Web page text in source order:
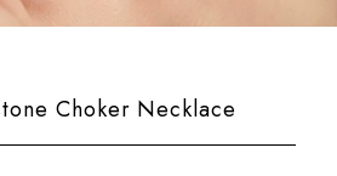
Choker Necklace